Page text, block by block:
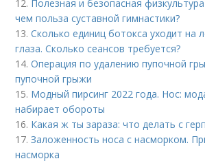
12. Полезная и безопасная
чем польза суставной гимнастики?
13.Сколько единиц ботокса уходит на
глаза. Сколько сеансов требуется?
14.Операция по удалению пупочной
пупочной грыжи
15. Модный пирсинг 2022 года. Нос:
набирает обороты
16. Какая ж ты зараза: что делать с
17.Заложенность носа с насморком.
насморка